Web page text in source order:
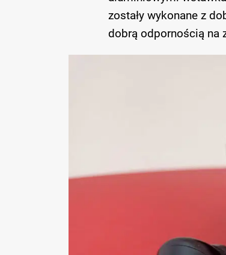
zostały wykonane z
dobrą odpornością na